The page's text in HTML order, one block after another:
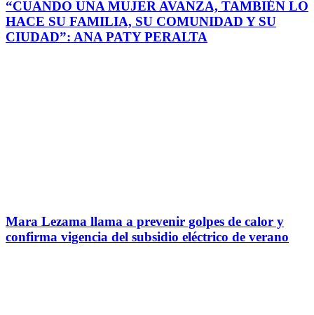
“CUANDO UNA MUJER AVANZA, TAMBIÉN LO
HACE SU FAMILIA, SU COMUNIDAD Y SU
CIUDAD”: ANA PATY PERALTA
Mara Lezama llama a prevenir golpes de calor y
confirma vigencia del subsidio eléctrico de verano